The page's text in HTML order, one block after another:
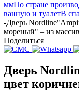
ммПо стране
ванную и туалетВ
-Дверь
мореный" – из
Поделиться
Дверь
цвет